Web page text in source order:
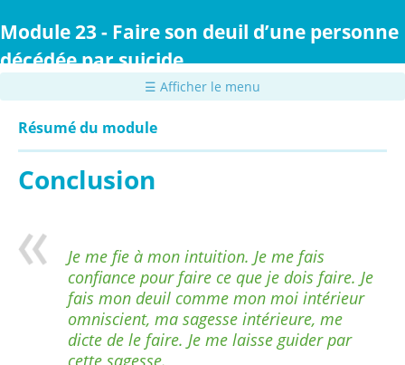
au
principal
Module 23 - Faire son deuil d’une personne
décédée par suicide
☰ Afficher le menu
Résumé du module
Conclusion
Je me fie à mon intuition. Je me fais
confiance pour faire ce que je dois faire. Je
fais mon deuil comme mon moi intérieur
omniscient, ma sagesse intérieure, me
dicte de le faire. Je me laisse guider par
cette sagesse.